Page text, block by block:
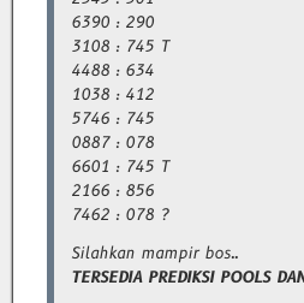
6390 : 290
3108 : 745 T
4488 : 634
1038 : 412
5746 : 745
0887 : 078
6601 : 745 T
2166 : 856
7462 : 078 ?
Silahkan mampir bos..
TERSEDIA PREDIKSI POOLS